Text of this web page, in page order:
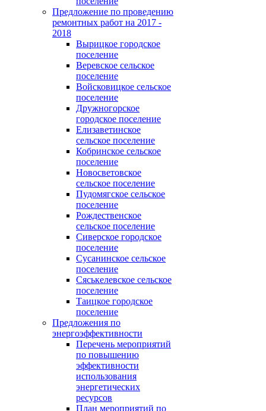
Предложение по проведению
ремонтных работ на 2017 -
2018
Вырицкое городское
поселение
Веревское сельское
поселение
Войсковицкое сельское
поселение
Дружногорское
городское поселение
Елизаветинское
сельское поселение
Кобринское сельское
поселение
Новосветовское
сельское поселение
Пудомягское сельское
поселение
Рождественское
сельское поселение
Сиверское городское
поселение
Сусанинское сельское
поселение
Сяськелевское сельское
поселение
Таицкое городское
поселение
Предложения по
энергоэффективности
Перечень мероприятий
по повышению
эффективности
использования
энергетических
ресурсов
План мероприятий по